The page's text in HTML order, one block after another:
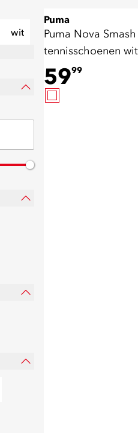
wit
Puma
Puma Nova
tennisschoenen
5999